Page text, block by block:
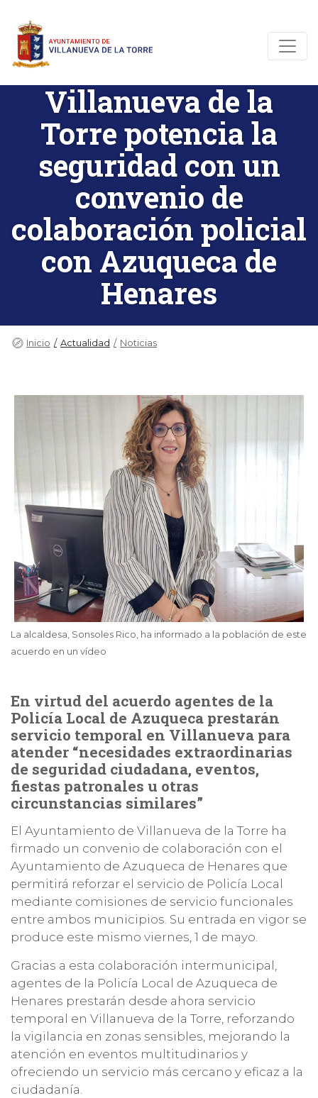
Villanueva de la
Torre potencia la
seguridad con un
convenio de
colaboración policial
con Azuqueca de
Henares
Inicio Actualidad Noticias
La alcaldesa, Sonsoles Rico, ha informado a la población de este
acuerdo en un vídeo
En virtud del acuerdo agentes de la
Policía Local de Azuqueca prestarán
servicio temporal en Villanueva para
atender “necesidades extraordinarias
de seguridad ciudadana, eventos,
fiestas patronales u otras
circunstancias similares”
El Ayuntamiento de Villanueva de la Torre ha
firmado un convenio de colaboración con el
Ayuntamiento de Azuqueca de Henares que
permitirá reforzar el servicio de Policía Local
mediante comisiones de servicio funcionales
entre ambos municipios. Su entrada en vigor se
produce este mismo viernes, 1 de mayo.
Gracias a esta colaboración intermunicipal,
agentes de la Policía Local de Azuqueca de
Henares prestarán desde ahora servicio
temporal en Villanueva de la Torre, reforzando
la vigilancia en zonas sensibles, mejorando la
atención en eventos multitudinarios y
ofreciendo un servicio más cercano y eficaz a la
ciudadanía.